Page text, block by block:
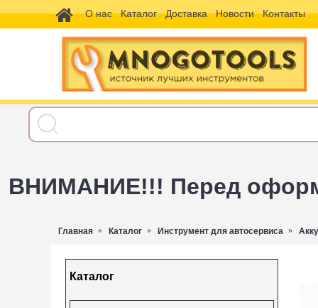
О нас Каталог Доставка Новости Контакты
ВНИМАНИЕ!!! Перед
Главная Каталог Инструмент для автосервиса
Каталог